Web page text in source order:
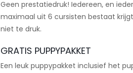
Geen prestatiedruk! Iedereen, en
maximaal uit 6 cursisten bestaat
niet te druk.
GRATIS PUPPYPAKKET
Een leuk puppypakket inclusief het